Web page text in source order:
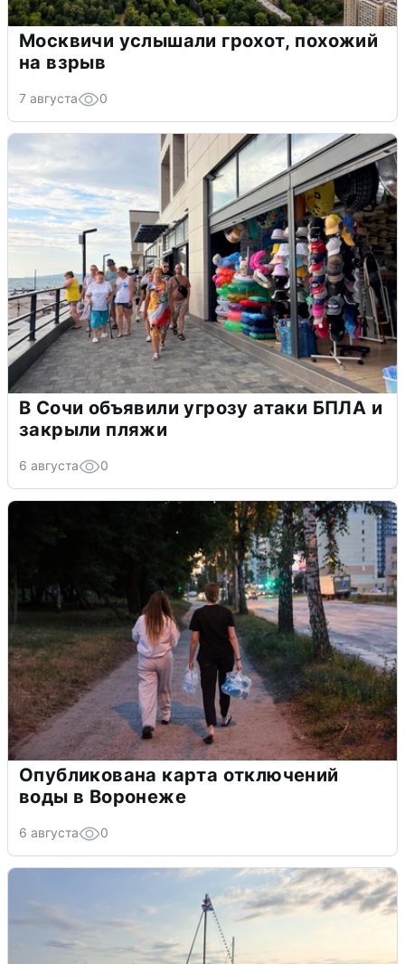
Москвичи услышали грохот, похожий
на взрыв
7 августа 0
В Сочи объявили угрозу атаки БПЛА и
закрыли пляжи
6 августа 0
Опубликована карта отключений
воды в Воронеже
6 августа 0